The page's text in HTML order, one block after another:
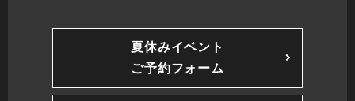
夏休みイベント
ご予約フォーム